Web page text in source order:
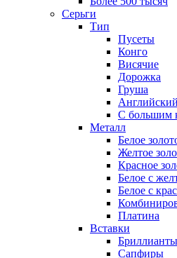
Серьги
Тип
Пусеты
Конго
Висячие
Дорожка
Груша
С большим
Металл
Белое
Желтое
Красное
Белое с
Белое с
Платина
Вставки
Бриллианты
Сапфиры